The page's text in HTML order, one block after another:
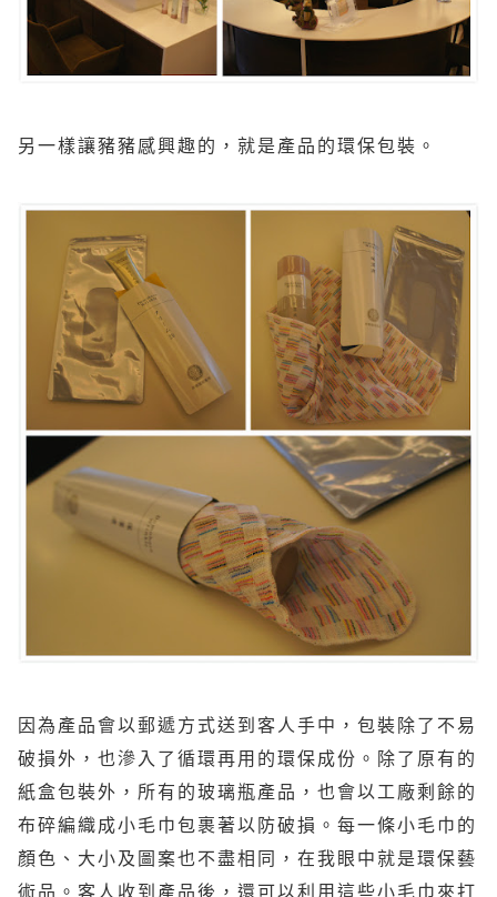
另一樣讓豬豬感興趣的，就是產品的環保包裝。
因為產品會以郵遞方式送到客人手中，包裝除了不易
破損外，也滲入了循環再用的環保成份。除了原有的
紙盒包裝外，所有的玻璃瓶產品，也會以工廠剩餘的
布碎編織成小毛巾包裹著以防破損。每一條小毛巾的
顏色、大小及圖案也不盡相同，在我眼中就是環保藝
術品。客人收到產品後，還可以利用這些小毛巾來打